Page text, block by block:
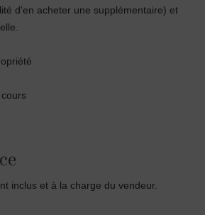
d'en acheter une supplémentaire) et
inclus et à la charge du vendeur.